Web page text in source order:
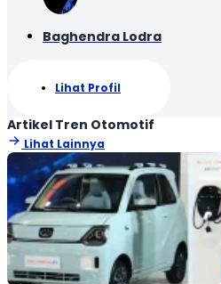
Baghendra Lodra
Lihat Profil
Artikel Tren Otomotif
Lihat Lainnya